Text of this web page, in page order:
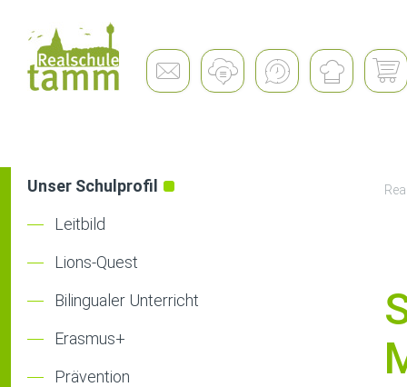
Schulleben
Unser Schulprofil
Leitbild
Lions-Quest
Bilingualer Unterricht
Erasmus+
Prävention